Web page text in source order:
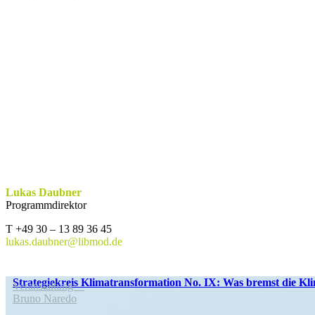
Lukas Daubner
Programmdirektor
T +49 30 – 13 89 36 45
lukas.daubner@libmod.de
Strate­gie­kreis Klima­trans­for­mation No. IX: Was bremst die
Veran­staltung
Bruno Naredo